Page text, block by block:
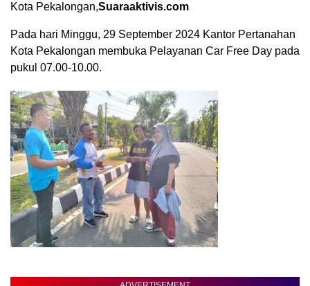
Kota Pekalongan,Suaraaktivis.com
Pada hari Minggu, 29 September 2024 Kantor Pertanahan
Kota Pekalongan membuka Pelayanan Car Free Day pada
pukul 07.00-10.00.